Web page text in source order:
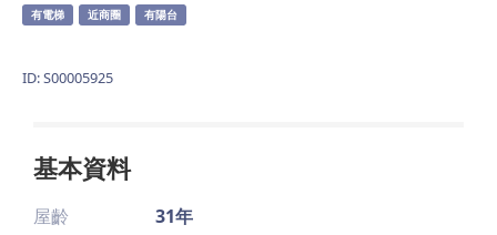
有電梯 近商圈 有陽台
ID: S00005925
基本資料
屋齡
31年